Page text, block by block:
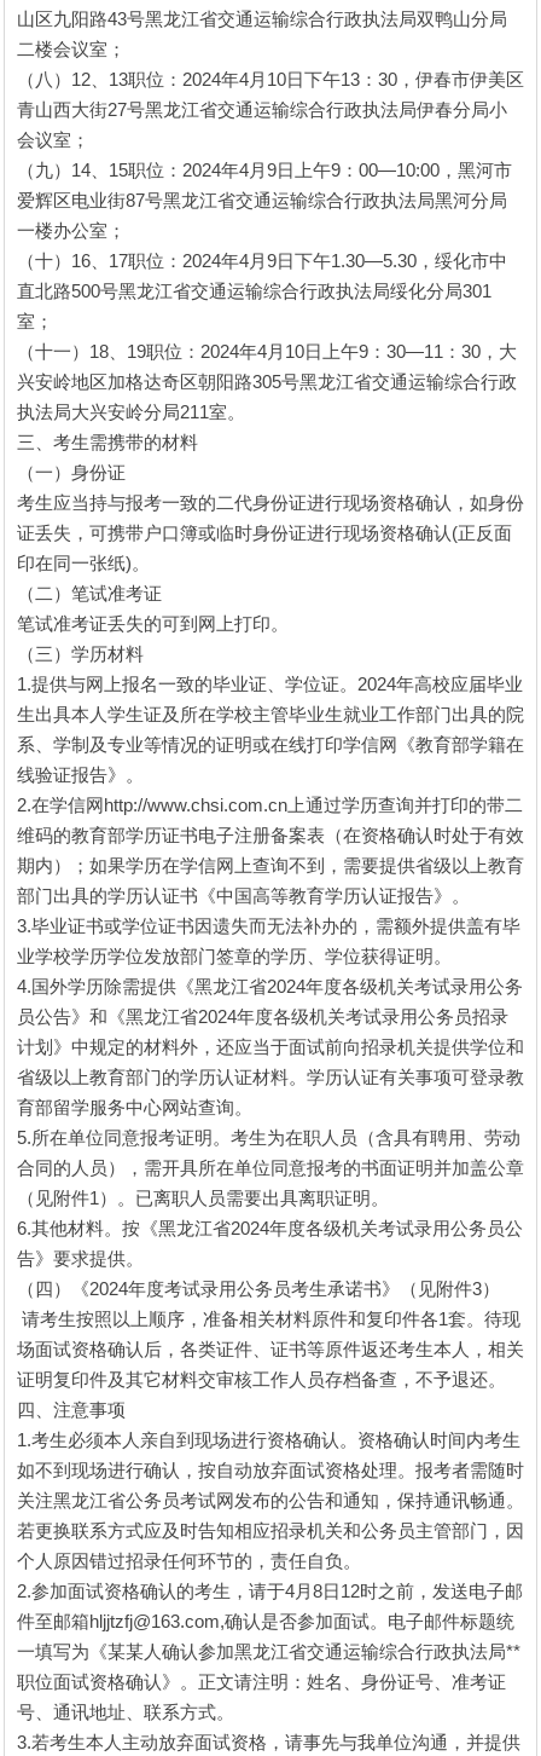
山区九阳路43号黑龙江省交通运输综合行政执法局双鸭山分局
二楼会议室；
（八）12、13职位：2024年4月10日下午13：30，伊春市伊美区
青山西大街27号黑龙江省交通运输综合行政执法局伊春分局小
会议室；
（九）14、15职位：2024年4月9日上午9：00—10:00，黑河市
爱辉区电业街87号黑龙江省交通运输综合行政执法局黑河分局
一楼办公室；
（十）16、17职位：2024年4月9日下午1.30—5.30，绥化市中
直北路500号黑龙江省交通运输综合行政执法局绥化分局301
室；
（十一）18、19职位：2024年4月10日上午9：30—11：30，大
兴安岭地区加格达奇区朝阳路305号黑龙江省交通运输综合行政
执法局大兴安岭分局211室。
三、考生需携带的材料
（一）身份证
考生应当持与报考一致的二代身份证进行现场资格确认，如身份
证丢失，可携带户口簿或临时身份证进行现场资格确认(正反面
印在同一张纸)。
（二）笔试准考证
笔试准考证丢失的可到网上打印。
（三）学历材料
1.提供与网上报名一致的毕业证、学位证。2024年高校应届毕业
生出具本人学生证及所在学校主管毕业生就业工作部门出具的院
系、学制及专业等情况的证明或在线打印学信网《教育部学籍在
线验证报告》。
2.在学信网http://www.chsi.com.cn上通过学历查询并打印的带二
维码的教育部学历证书电子注册备案表（在资格确认时处于有效
期内）；如果学历在学信网上查询不到，需要提供省级以上教育
部门出具的学历认证书《中国高等教育学历认证报告》。
3.毕业证书或学位证书因遗失而无法补办的，需额外提供盖有毕
业学校学历学位发放部门签章的学历、学位获得证明。
4.国外学历除需提供《黑龙江省2024年度各级机关考试录用公务
员公告》和《黑龙江省2024年度各级机关考试录用公务员招录
计划》中规定的材料外，还应当于面试前向招录机关提供学位和
省级以上教育部门的学历认证材料。学历认证有关事项可登录教
育部留学服务中心网站查询。
5.所在单位同意报考证明。考生为在职人员（含具有聘用、劳动
合同的人员），需开具所在单位同意报考的书面证明并加盖公章
（见附件1）。已离职人员需要出具离职证明。
6.其他材料。按《黑龙江省2024年度各级机关考试录用公务员公
告》要求提供。
（四）《2024年度考试录用公务员考生承诺书》（见附件3）
请考生按照以上顺序，准备相关材料原件和复印件各1套。待现
场面试资格确认后，各类证件、证书等原件返还考生本人，相关
证明复印件及其它材料交审核工作人员存档备查，不予退还。
四、注意事项
1.考生必须本人亲自到现场进行资格确认。资格确认时间内考生
如不到现场进行确认，按自动放弃面试资格处理。报考者需随时
关注黑龙江省公务员考试网发布的公告和通知，保持通讯畅通。
若更换联系方式应及时告知相应招录机关和公务员主管部门，因
个人原因错过招录任何环节的，责任自负。
2.参加面试资格确认的考生，请于4月8日12时之前，发送电子邮
件至邮箱hljjtzfj@163.com,确认是否参加面试。电子邮件标题统
一填写为《某某人确认参加黑龙江省交通运输综合行政执法局**
职位面试资格确认》。正文请注明：姓名、身份证号、准考证
号、通讯地址、联系方式。
3.若考生本人主动放弃面试资格，请事先与我单位沟通，并提供